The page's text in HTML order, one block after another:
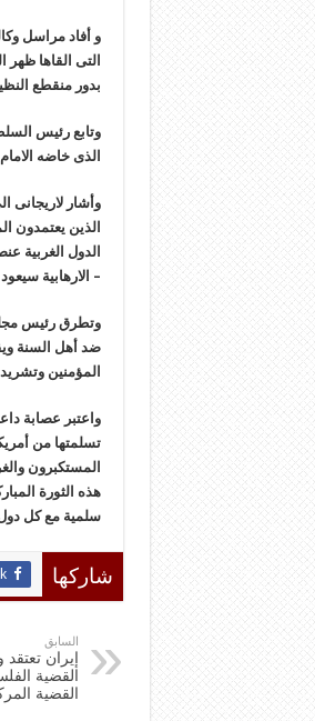
و أفاد مراسل
التی القاها ظهر
بدور منقطع
وتابع رئیس
الذی خاضه
وأشار لاریجانی
الذین یعتمدون
الدول الغربیة
– الارهابیة
وتطرق رئیس
ضد أهل السنة
المؤمنین
واعتبر عصابة
تسلمتها من
المستکبرون
هذه الثورة
سلمیة مع کل دول
شاركها
السابق
إيران
القضية
القضية